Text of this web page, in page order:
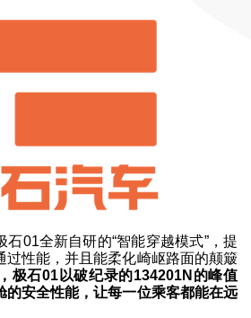
01全新自研的“智能穿越模式”，提
过性能，并且能柔化崎岖路面的颠簸
极石01以破纪录的134201N的峰值
的安全性能，让每一位乘客都能在远